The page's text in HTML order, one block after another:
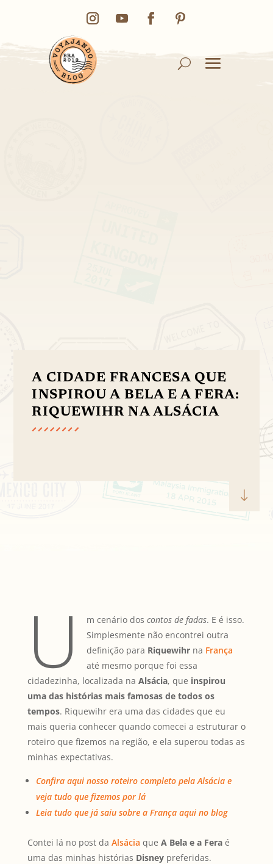
A CIDADE FRANCESA QUE
INSPIROU A BELA E A FERA:
RIQUEWIHR NA ALSÁCIA
"
U m cenário dos contos de fadas. E é isso.
Simplesmente não encontrei outra
definição para Riquewihrna França
até mesmo porque foi essa
cidadezinha, localizada na Alsácia, que inspirou
uma das histórias mais famosas de todos os
tempos. Riquewihr era uma das cidades que eu
mais queria conhecer quando comecei a estruturar o
roteiro que fizemos na região, e ela superou todas as
minhas expectativas.
Confira aqui nosso roteiro completo pela Alsácia e
veja tudo que fizemos por lá
Leia tudo que já saiu sobre a França aqui no blog
Contei lá no post da Alsácia que A Bela e a Feraé
uma das minhas histórias Disney preferidas.